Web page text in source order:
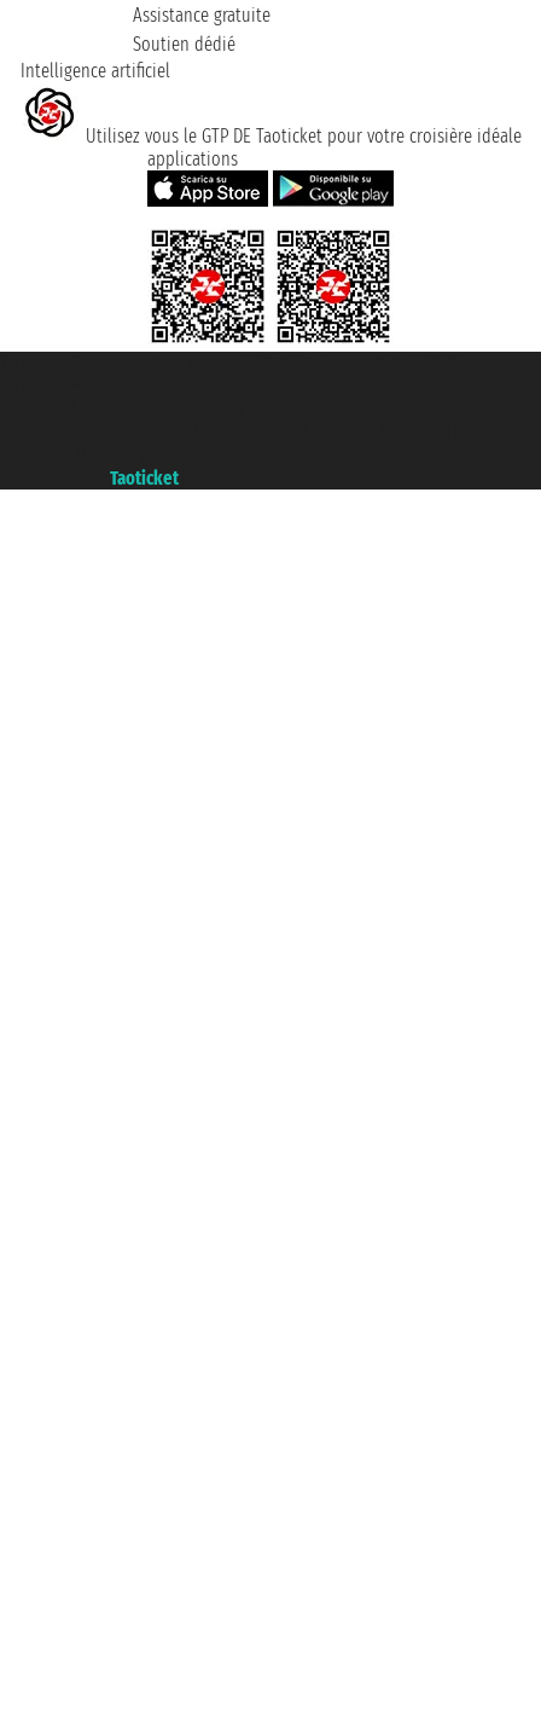
Assistance gratuite
Soutien dédié
Intelligence artificiel
Utilisez vous le GTP DE Taoticket pour votre croisière idéale
applications
Taoticket